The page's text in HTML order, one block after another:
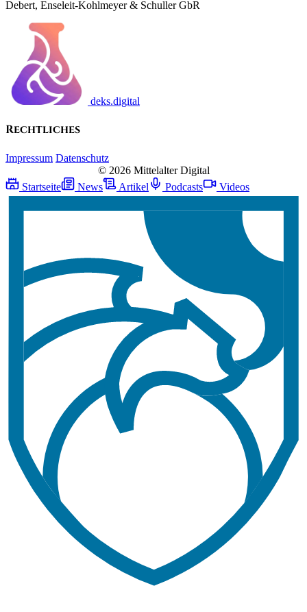
Debert, Enseleit-Kohlmeyer & Schuller GbR
deks.digital
Rechtliches
Impressum Datenschutz
© 2026 Mittelalter Digital
Startseite
News Artikel Podcasts Videos